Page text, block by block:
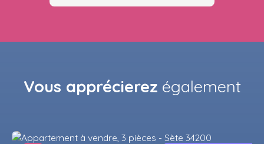
Vous apprécierez également